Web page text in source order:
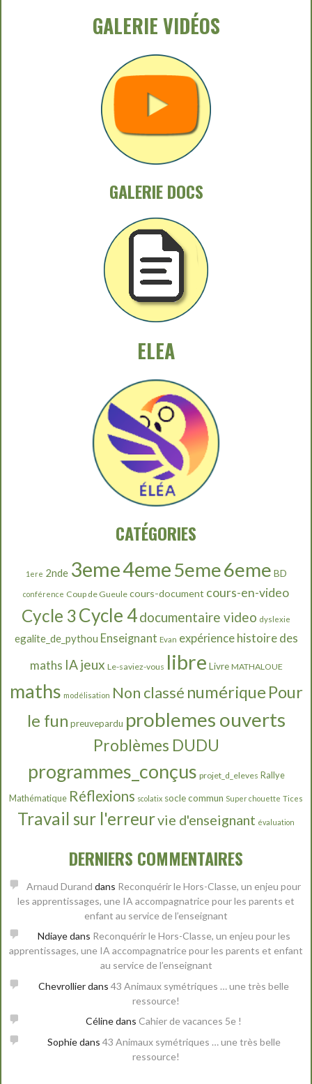
GALERIE VIDÉOS
GALERIE DOCS
ELEA
CATÉGORIES
1ere 2nde 3eme4eme5eme6eme BD
conférence Coup de Gueule cours-document cours-en-video
Cycle 3Cycle 4documentaire video dyslexie
egalite_de_pythou Enseignant Evan expérience histoire des
maths IAjeux Le-saviez-vous libre Livre MATHALOUE
maths modélisation Non classé numérique Pour
le fun preuvepardu problemes ouverts
Problèmes DUDU
programmes_conçus projet_d_eleves Rallye
Mathématique Réflexions scolatix socle commun Super chouette Tices
Travail sur l'erreurvie d'enseignant évaluation
DERNIERS COMMENTAIRES
Arnaud Durand dans Reconquérir le Hors-Classe, un enjeu pour
les apprentissages, une IA accompagnatrice pour les parents et
enfant au service de l’enseignant
Ndiayedans Reconquérir le Hors-Classe, un enjeu pour les
apprentissages, une IA accompagnatrice pour les parents et enfant
au service de l’enseignant
Chevrollierdans43 Animaux symétriques … une très belle
ressource!
Célinedans Cahier de vacances 5e !
Sophiedans 43 Animaux symétriques … une très belle
ressource!